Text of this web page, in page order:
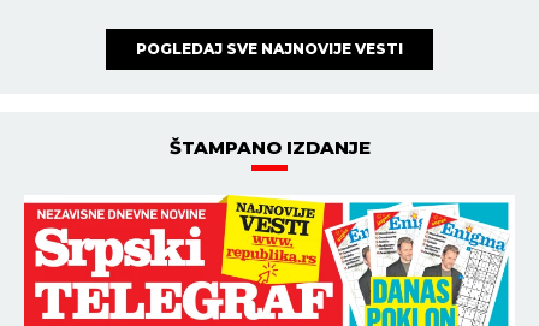
POGLEDAJ SVE NAJNOVIJE VESTI
ŠTAMPANO IZDANJE